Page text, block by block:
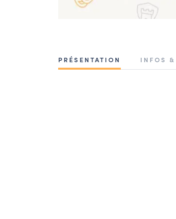
PRÉSENTATION INFOS